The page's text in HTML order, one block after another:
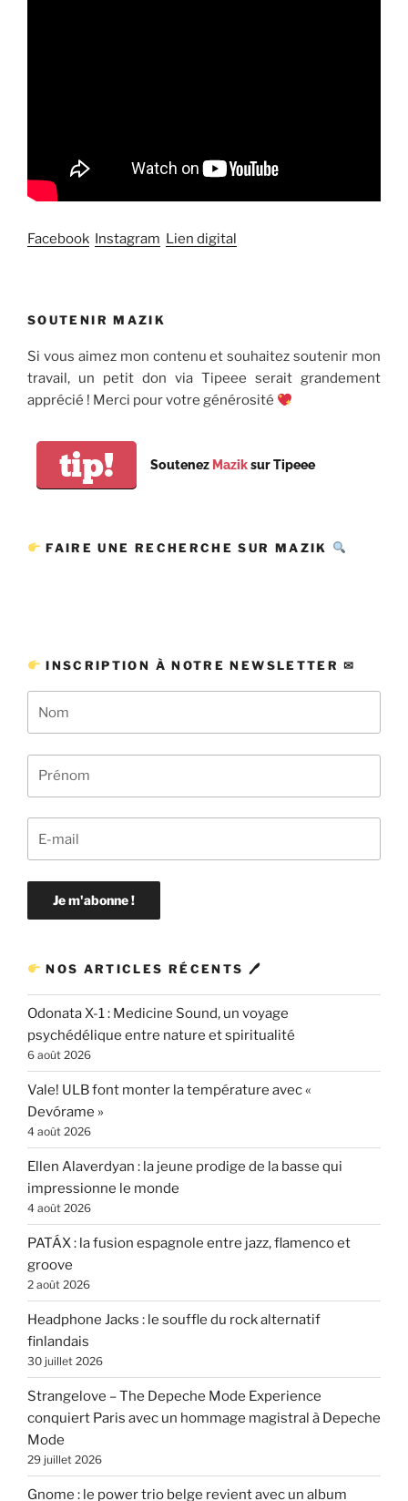
Facebook Instagram Lien digital
SOUTENIR MAZIK
Si vous aimez mon contenu et souhaitez soutenir mon
travail, un petit don via Tipeee serait grandement
apprécié ! Merci pour votre générosité
tip! Soutenez Maziksur Tipeee
FAIRE UNE RECHERCHE SUR MAZIK
INSCRIPTION À NOTRE NEWSLETTER ✉
NOS ARTICLES RÉCENTS 🖊
Odonata X-1 : Medicine Sound, un voyage
psychédélique entre nature et spiritualité
6 août 2026
Vale! ULB font monter la température avec «
Devórame »
4 août 2026
Ellen Alaverdyan : la jeune prodige de la basse qui
impressionne le monde
4 août 2026
PATÁX : la fusion espagnole entre jazz, flamenco et
groove
2 août 2026
Headphone Jacks : le souffle du rock alternatif
finlandais
30 juillet 2026
Strangelove – The Depeche Mode Experience
conquiert Paris avec un hommage magistral à Depeche
Mode
29 juillet 2026
Gnome : le power trio belge revient avec un album